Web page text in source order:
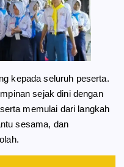
kepada seluruh peserta.
sejak dini dengan
memulai dari langkah
sesama, dan